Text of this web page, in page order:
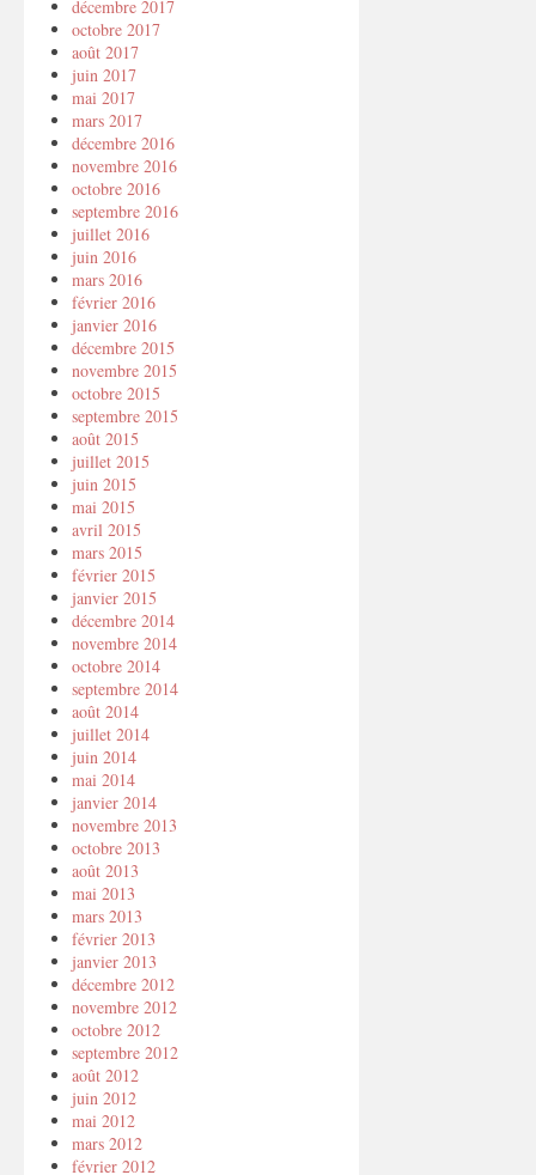
décembre 2017
octobre 2017
août 2017
juin 2017
mai 2017
mars 2017
décembre 2016
novembre 2016
octobre 2016
septembre 2016
juillet 2016
juin 2016
mars 2016
février 2016
janvier 2016
décembre 2015
novembre 2015
octobre 2015
septembre 2015
août 2015
juillet 2015
juin 2015
mai 2015
avril 2015
mars 2015
février 2015
janvier 2015
décembre 2014
novembre 2014
octobre 2014
septembre 2014
août 2014
juillet 2014
juin 2014
mai 2014
janvier 2014
novembre 2013
octobre 2013
août 2013
mai 2013
mars 2013
février 2013
janvier 2013
décembre 2012
novembre 2012
octobre 2012
septembre 2012
août 2012
juin 2012
mai 2012
mars 2012
février 2012